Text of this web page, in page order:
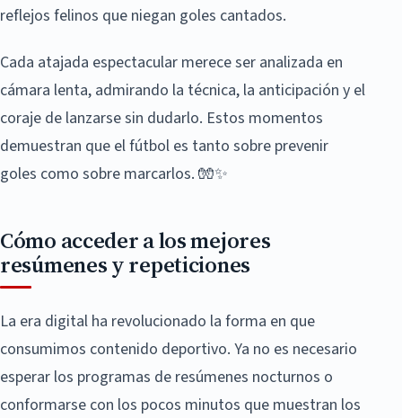
reflejos felinos que niegan goles cantados.
Cada atajada espectacular merece ser analizada en
cámara lenta, admirando la técnica, la anticipación y el
coraje de lanzarse sin dudarlo. Estos momentos
demuestran que el fútbol es tanto sobre prevenir
goles como sobre marcarlos. 🧤✨
Cómo acceder a los mejores
resúmenes y repeticiones
La era digital ha revolucionado la forma en que
consumimos contenido deportivo. Ya no es necesario
esperar los programas de resúmenes nocturnos o
conformarse con los pocos minutos que muestran los